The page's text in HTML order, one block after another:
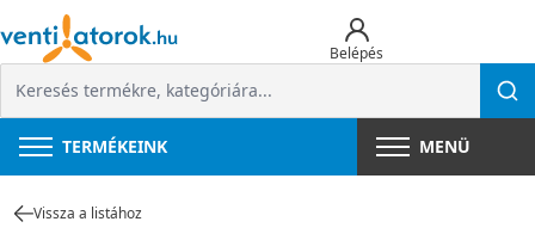
Belépés
TERMÉKEINK MENÜ
Vissza a listához